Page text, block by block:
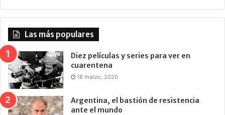
Las más populares
Diez películas y series para ver en
cuarentena
18 marzo, 2020
Argentina, el bastión de resistencia
ante el mundo